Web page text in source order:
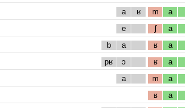
a ʁ m a
e ʃ a
b a ʁ a
pʁ ɔ ʁ a
a m a
ʁ a